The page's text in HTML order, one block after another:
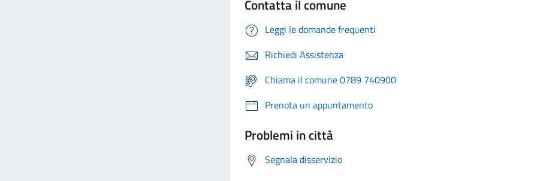
Contatta il comune
Leggi le domande frequenti
Richiedi Assistenza
Chiama il comune 0789 740900
Prenota un appuntamento
Problemi in città
Segnala disservizio